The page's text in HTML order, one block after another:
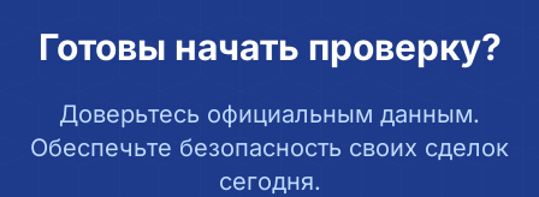
Готовы начать проверку?
Доверьтесь официальным данным.
Обеспечьте безопасность своих сделок
сегодня.